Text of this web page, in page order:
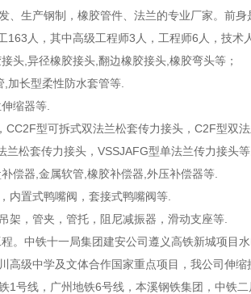
、生产钢制，橡胶管件、法兰的专业厂家。前
人，其中高级工程师3人，工程师6人，技术
头,异径橡胶接头,翻边橡胶接头,橡胶弯头等；
长型柔性防水套管等.
缩器等.
型可拆式双法兰松套传力接头，C2F型双
松套传力接头，VSSJAFG型单法兰传力接头等
偿器,金属软管,橡胶补偿器,外压补偿器等.
置式鸭嘴阀，套接式鸭嘴阀等.
，管夹，管托，阻尼减振器，滑动支座等.
。中铁十一局集团建安公司遵义高铁新城项目
高级中学及文体合作国家重点项目，我公司伸
1号线，广州地铁6号线，本溪钢铁集团，中铁